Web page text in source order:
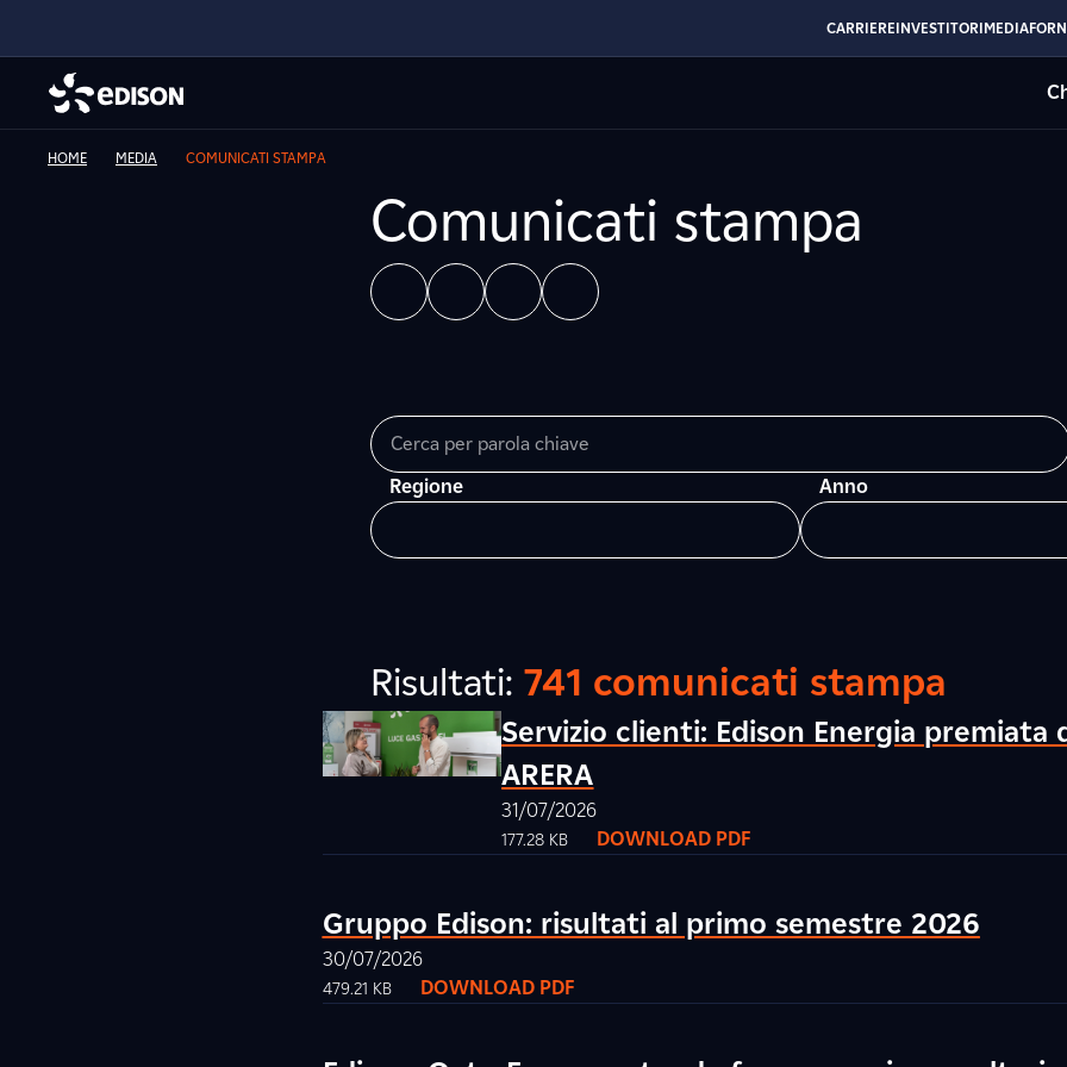
CARRIEREINVESTITORIMEDIA
HOME MEDIA COMUNICATI STAMPA
Comunicati stampa
Regione Anno
Risultati: 741 comunicati stampa
Servizio clienti: Edison Energia premiata
ARERA
31/07/2026
177.28 KB DOWNLOAD PDF
Gruppo Edison: risultati al primo semestre 2026
30/07/2026
479.21 KB DOWNLOAD PDF